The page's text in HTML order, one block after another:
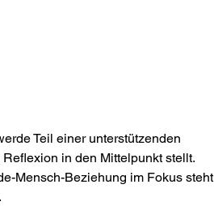
Teil einer unterstützenden
in den Mittelpunkt stellt.
Mensch-Beziehung im Fokus steht